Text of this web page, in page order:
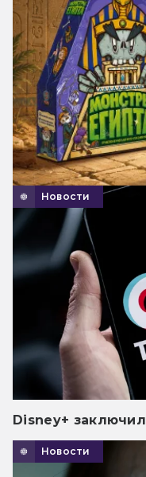
Новости
Disney+
Новости